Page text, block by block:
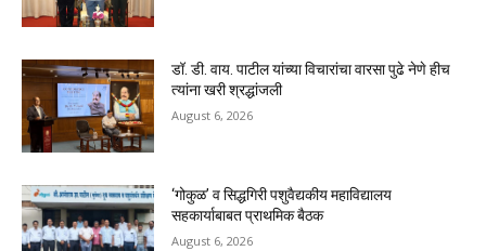
डॉ. डी. वाय. पाटील यांच्या विचारांचा वारसा पुढे नेणे हीच
त्यांना खरी श्रद्धांजली
August 6, 2026
‘गोकुळ’ व सिद्धगिरी पशुवैद्यकीय महाविद्यालय
सहकार्याबाबत प्राथमिक बैठक
August 6, 2026